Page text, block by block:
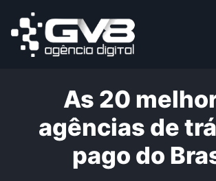
As 20
agências de
pago do